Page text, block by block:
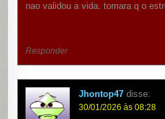
nao validou a vida. tomara q o
Responder
Jhontop47 disse:
30/01/2026 às 08:28